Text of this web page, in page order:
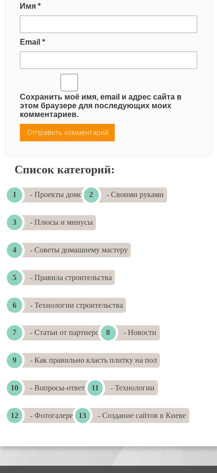
Имя *
Email *
Сохранить моё имя, email и адрес сайта в
этом браузере для последующих моих
комментариев.
Список категорий:
- Проекты домов - Своими руками
- Плюсы и минусы
- Советы домашнему мастеру
- Правила строительства
- Технологии строительства
- Статьи от партнеров - Новости
- Как правильно класть плитку на пол
- Вопросы-ответы - Технологии
- Фотогалереи - Создание сайтов в Киеве